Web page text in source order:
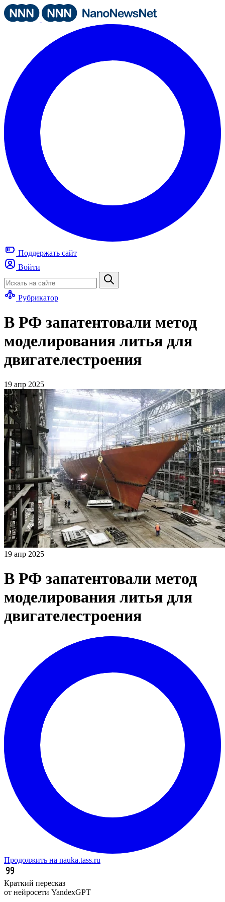
Поддержать сайт
Войти
Рубрикатор
В РФ запатентовали метод
моделирования литья для
двигателестроения
19 апр 2025
19 апр 2025
В РФ запатентовали метод
моделирования литья для
двигателестроения
Продолжить на nauka.tass.ru
Краткий пересказ
от нейросети YandexGPT